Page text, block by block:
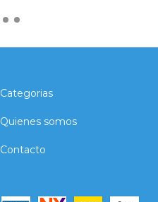
Categorias
Quienes somos
Contacto